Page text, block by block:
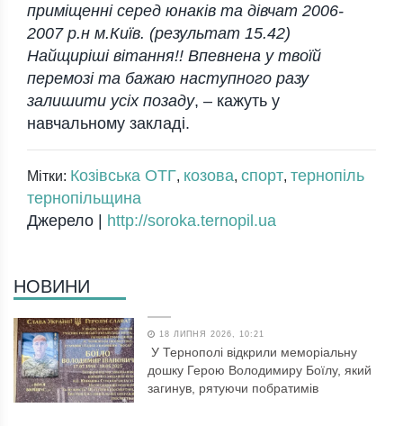
приміщенні серед юнаків та дівчат 2006-
2007 р.н м.Київ. (результат 15.42)
Найщиріші вітання!! Впевнена у твоїй
перемозі та бажаю наступного разу
залишити усіх позаду, – кажуть у
навчальному закладі.
Мітки: Козівська ОТГ, козова, спорт, тернопіль
тернопільщина
Джерело | http://soroka.ternopil.ua
НОВИНИ
18 ЛИПНЯ 2026, 10:21
У Тернополі відкрили меморіальну
дошку Герою Володимиру Боїлу, який
загинув, рятуючи побратимів